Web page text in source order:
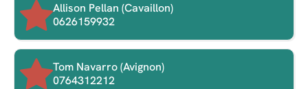
Allison Pellan (Cavaillon)
0626159932
Tom Navarro (Avignon)
0764312212